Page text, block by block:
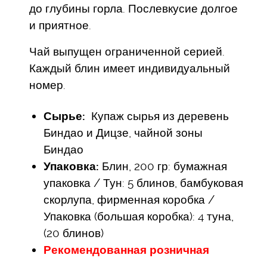
до глубины горла. Послевкусие долгое
и приятное.
Чай выпущен ограниченной серией.
Каждый блин имеет индивидуальный
номер.
Сырье: Купаж сырья из деревень
Биндао и Дицзе, чайной зоны
Биндао
Упаковка: Блин, 200 гр: бумажная
упаковка / Тун: 5 блинов, бамбуковая
скорлупа, фирменная коробка /
Упаковка (большая коробка): 4 туна,
(20 блинов)
Рекомендованная розничная